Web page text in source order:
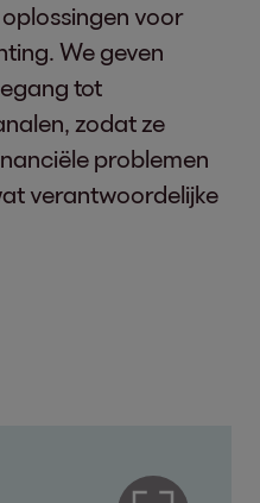
voor
We geven
tot
zodat ze
problemen
verantwoordelijke